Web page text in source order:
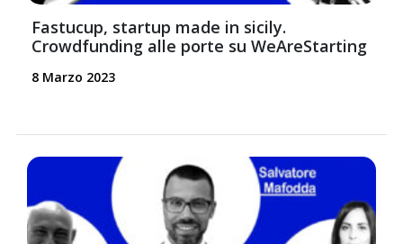
Fastucup, startup made in sicily.
Crowdfunding alle porte su WeAreStarting
8 Marzo 2023